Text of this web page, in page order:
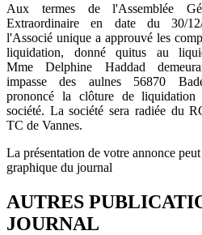
Aux termes de l'Assemblée
Extraordinaire en date du 30/12/
l'Associé unique a approuvé les
liquidation, donné quitus au
Mme Delphine Haddad
impasse des aulnes 56870
prononcé la clôture de
société. La société sera radiée du
TC de Vannes.
La présentation de votre annonce
graphique du journal
AUTRES
JOURNAL